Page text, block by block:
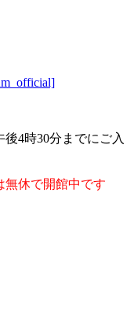
4時30分までにご入
休で開館中です